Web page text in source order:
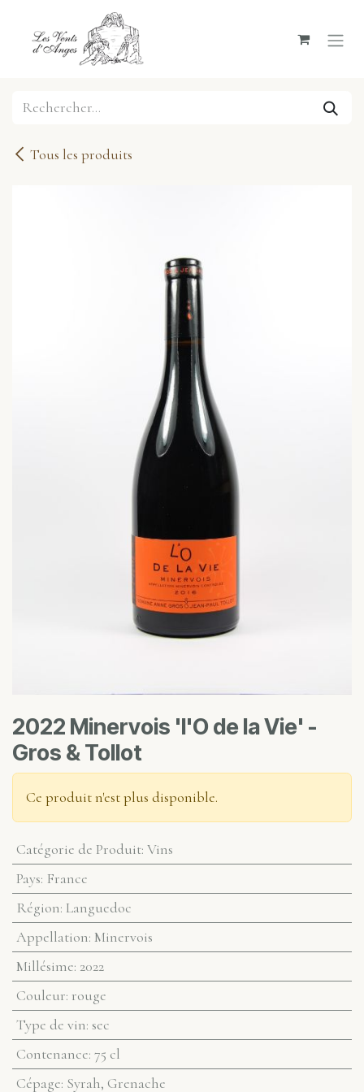
Se rendre au contenu
Tous les produits
2022 Minervois 'l'O de la Vie' -
Gros & Tollot
Ce produit n'est plus disponible.
Catégorie de Produit: Vins
Pays: France
Région: Languedoc
Appellation: Minervois
Millésime: 2022
Couleur: rouge
Type de vin: sec
Contenance: 75 cl
Cépage: Syrah, Grenache